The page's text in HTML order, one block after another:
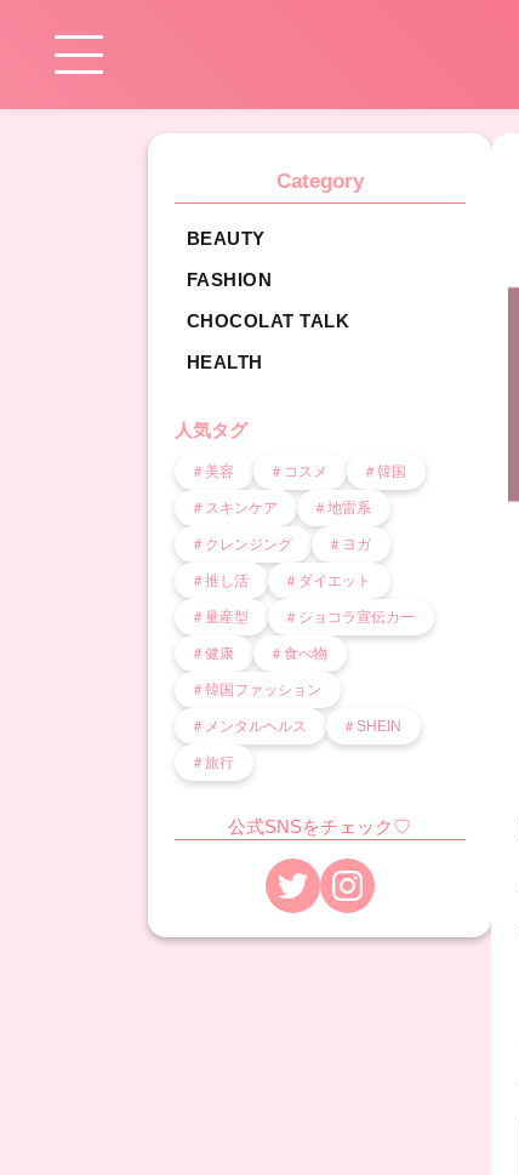
Category
BEAUTY
FASHION
CHOCOLAT TALK
HEALTH
人気タグ
＃美容 ＃コスメ ＃韓国
＃スキンケア ＃地雷系
＃クレンジング ＃ヨガ
＃推し活 ＃ダイエット
＃量産型 ＃ショコラ宣伝カー
＃健康 ＃食べ物
＃韓国ファッション
＃メンタルヘルス ＃SHEIN
＃旅行
公式SNSをチェック♡